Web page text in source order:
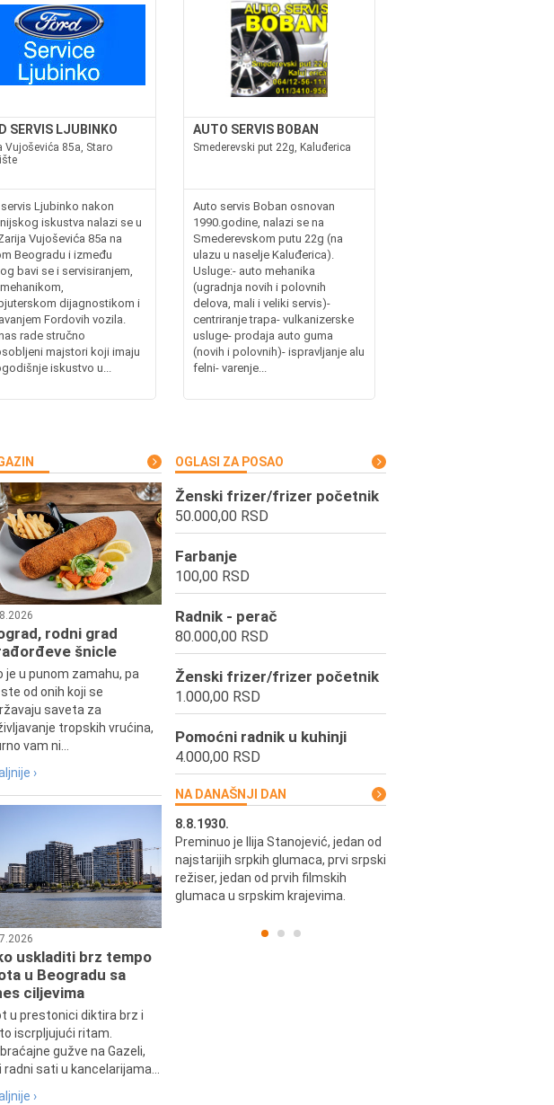
SERVIS LJUBINKO
Vujoševića 85a, Staro
Ljubinko nakon
iskustva nalazi se u
Vujoševića 85a na
Beogradu i između
bavi se i servisiranjem,
dijagnostikom i
Fordovih vozila.
rade stručno
majstori koji imaju
iskustvo u...
AUTO SERVIS BOBAN
Smederevski put 22g, Kaluđerica
Auto servis Boban osnovan
1990.godine, nalazi se na
Smederevskom putu 22g (na
ulazu u naselje Kaluđerica).
Usluge:- auto mehanika
(ugradnja novih i polovnih
delova, mali i veliki servis)-
centriranje trapa- vulkanizerske
usluge- prodaja auto guma
(novih i polovnih)- ispravljanje alu
felni- varenje...
rodni grad
šnicle
je u punom zamahu, pa
od onih koji se
saveta za
tropskih vrućina,
vam ni...
›
uskladiti brz tempo
u Beogradu sa
ciljevima
u prestonici diktira brz i
iscrpljujući ritam.
gužve na Gazeli,
radni sati u kancelarijama...
›
OGLASI ZA POSAO
Ženski frizer/frizer početnik
50.000,00 RSD
Farbanje
100,00 RSD
Radnik - perač
80.000,00 RSD
Ženski frizer/frizer početnik
1.000,00 RSD
Pomoćni radnik u kuhinji
4.000,00 RSD
NA DANAŠNJI DAN
je Dejan Kosanović,
filma, filmski reditelj,
i dekan Fakulteta dramskih
u Beogradu.
8.8.1930.
Preminuo je Ilija Stanojević, jedan od
najstarijih srpkih glumaca, prvi srpski
režiser, jedan od prvih filmskih
glumaca u srpskim krajevima.